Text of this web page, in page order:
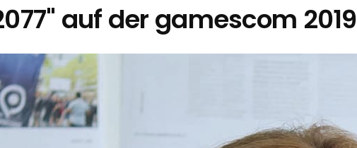
auf der gamescom 2019